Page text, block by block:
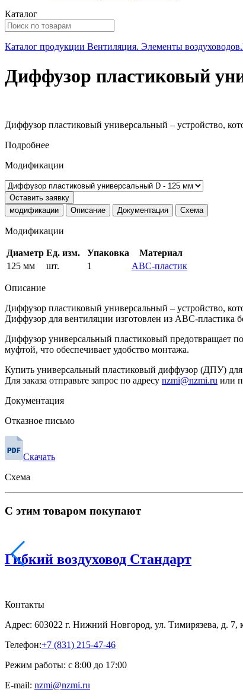
Каталог
Каталог продукции Вентиляция. Элементы
Диффузор пластиковый
Диффузор пластиковый универсальный – устройство,
Подробнее
Модификации
Оставить заявку
модификации
Описание Документация Схема
Модификации
Диаметр Ед. изм. Упаковка
Материал
125 мм
шт. 1 AВС-пластик
Описание
Диффузор пластиковый универсальный – устройство,
Диффузор для вентиляции изготовлен из АBС-пластика
Диффузор универсальный пластиковый предотвращает
муфтой, что обеспечивает удобство монтажа.
Купить универсальный пластиковый диффузор (ДПУ) для
Для заказа отправьте запрос по адресу nzmi@nzmi.ru или
Документация
Отказное письмо
Скачать
Схема
С этим товаром покупают
Гибкий воздуховод Стандарт
Контакты
Адрес: 603022 г. Нижний Новгород, ул. Тимирязева, д. 7,
Телефон:+7 (831) 215-47-46
Режим работы: с 8:00 до 17:00
E-mail: nzmi@nzmi.ru